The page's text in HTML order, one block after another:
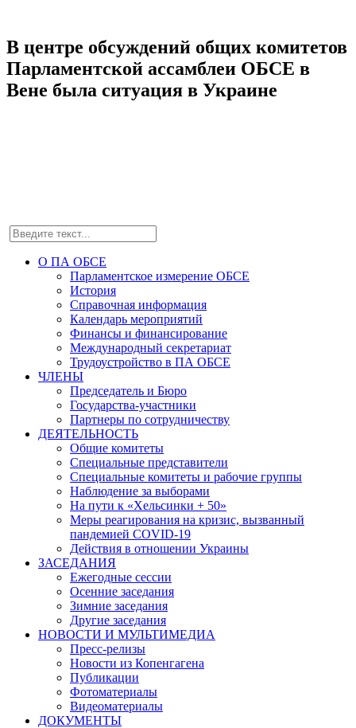
В центре обсуждений общих комитетов
Парламентской ассамблеи ОБСЕ в
Вене была ситуация в Украине
О ПА ОБСЕ
Парламентское измерение ОБСЕ
История
Справочная информация
Календарь мероприятий
Финансы и финансирование
Международный секретариат
Трудоустройство в ПА ОБСЕ
ЧЛЕНЫ
Председатель и Бюро
Государства-участники
Партнеры по сотрудничеству
ДЕЯТЕЛЬНОСТЬ
Общие комитеты
Специальные представители
Специальные комитеты и рабочие группы
Наблюдение за выборами
На пути к «Хельсинки + 50»
Меры реагирования на кризис, вызванный
пандемией COVID-19
Действия в отношении Украины
ЗАСЕДАНИЯ
Ежегодные сессии
Осенние заседания
Зимние заседания
Другие заседания
НОВОСТИ И МУЛЬТИМЕДИА
Пресс-релизы
Новости из Копенгагена
Публикации
Фотоматериалы
Видеоматериалы
ДОКУМЕНТЫ